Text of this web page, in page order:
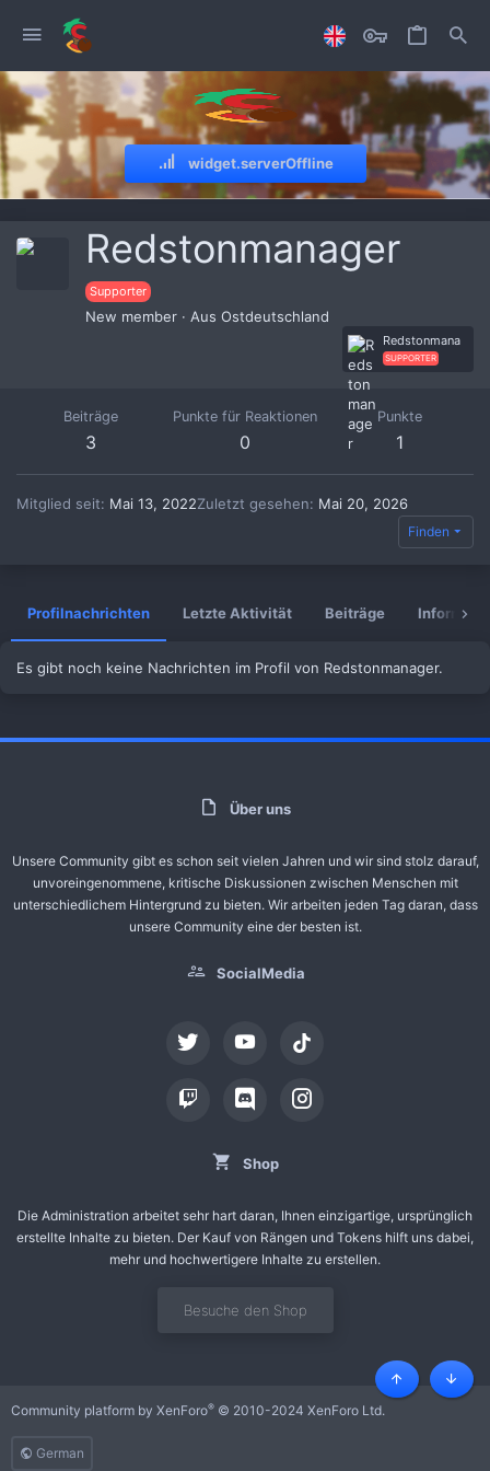
widget.serverOffline
Redstonmanager
Supporter
New member · Aus Ostdeutschland
Redstonmana
ger
SUPPORTER
Beiträge
3
Punkte für Reaktionen
0
Punkte
1
Mitglied seit Mai 13, 2022Zuletzt gesehen Mai 20, 2026
Finden
Profilnachrichten Letzte Aktivität Beiträge
Es gibt noch keine Nachrichten im Profil von Redstonmanager.
Über uns
Unsere Community gibt es schon seit vielen Jahren und wir sind stolz darauf,
unvoreingenommene, kritische Diskussionen zwischen Menschen mit
unterschiedlichem Hintergrund zu bieten. Wir arbeiten jeden Tag daran, dass
unsere Community eine der besten ist.
SocialMedia
tiktok
Shop
Die Administration arbeitet sehr hart daran, Ihnen einzigartige, ursprünglich
erstellte Inhalte zu bieten. Der Kauf von Rängen und Tokens hilft uns dabei,
mehr und hochwertigere Inhalte zu erstellen.
Besuche den Shop
German
Community platform by XenForo® © 2010-2024 XenForo Ltd.
Oben Unten